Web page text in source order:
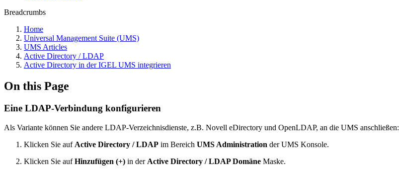
Breadcrumbs
Home
Universal Management Suite (UMS)
UMS Articles
Active Directory / LDAP
Active Directory in der IGEL UMS integrieren
On this Page
Eine LDAP-Verbindung konfigurieren
Als Variante können Sie andere LDAP-Verzeichnisdienste, z.B. Novell eDirectory und OpenLDAP, an die UMS anschließen:
Klicken Sie auf Active Directory / LDAP im Bereich UMS Administration der UMS Konsole.
Klicken Sie aufHinzufügen (+) in der Active Directory / LDAP Domäne Maske.